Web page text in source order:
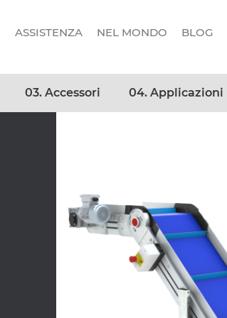
ASSISTENZA NEL MONDO BLOG
03. Accessori 04. Applicazioni